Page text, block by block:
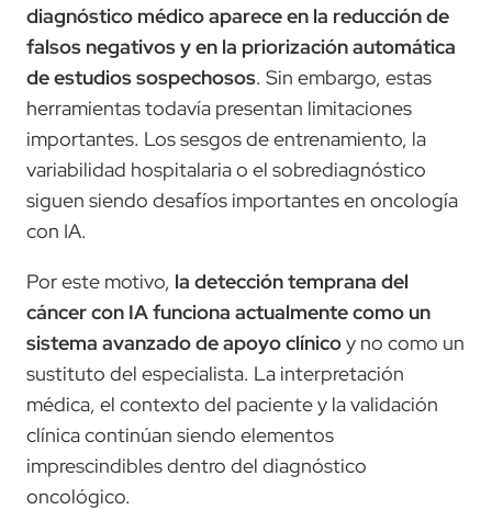
diagnóstico médico aparece en la reducción de
falsos negativos y en la priorización automática
de estudios sospechosos. Sin embargo, estas
herramientas todavía presentan limitaciones
importantes. Los sesgos de entrenamiento, la
variabilidad hospitalaria o el sobrediagnóstico
siguen siendo desafíos importantes en oncología
con IA.
Por este motivo, la detección temprana del
cáncer con IA funciona actualmente como un
sistema avanzado de apoyo clínicoy no como un
sustituto del especialista. La interpretación
médica, el contexto del paciente y la validación
clínica continúan siendo elementos
imprescindibles dentro del diagnóstico
oncológico.